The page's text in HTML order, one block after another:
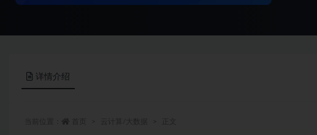
详情介绍